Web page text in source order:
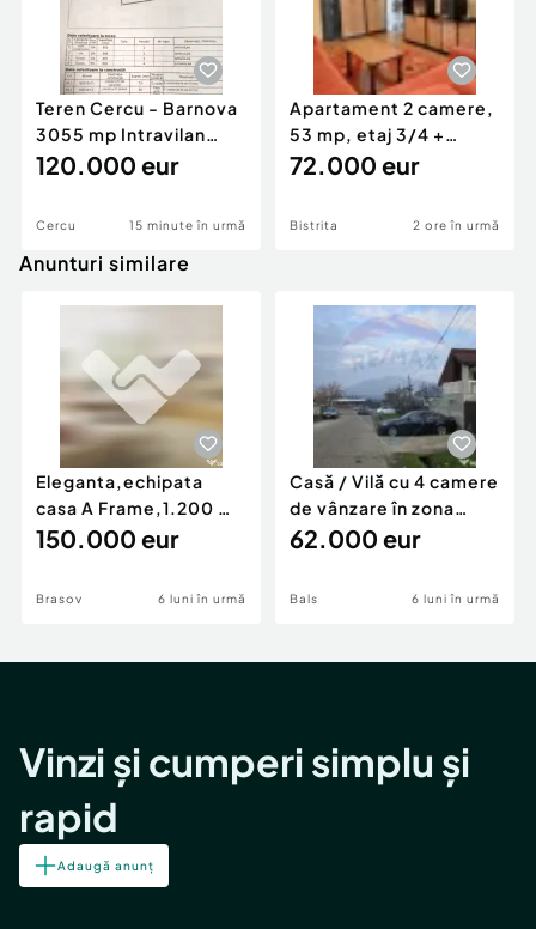
Teren Cercu - Barnova
3055 mp Intravilan
acces la DJ248D
120.000 eur
Cercu 15 minute în urmă
Apartament 2 camere,
53 mp, etaj 3/4 +
parcare acoperită |
72.000 eur
Bistrita 2 ore în urmă
Anunturi similare
Eleganta,echipata
casa A Frame,1.200 mp
teren,deschidere Pia
150.000 eur
Brasov 6 luni în urmă
Casă / Vilă cu 4 camere
de vânzare în zona
Periferie
62.000 eur
Bals 6 luni în urmă
Vinzi și cumperi simplu și
rapid
Adaugă anunț